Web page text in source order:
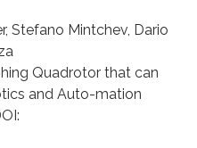
Stefano Mintchev, Dario
Quadrotor that can
and Auto-mation